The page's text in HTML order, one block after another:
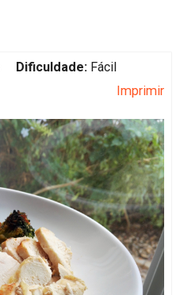
Dificuldade: Fácil
Imprimir